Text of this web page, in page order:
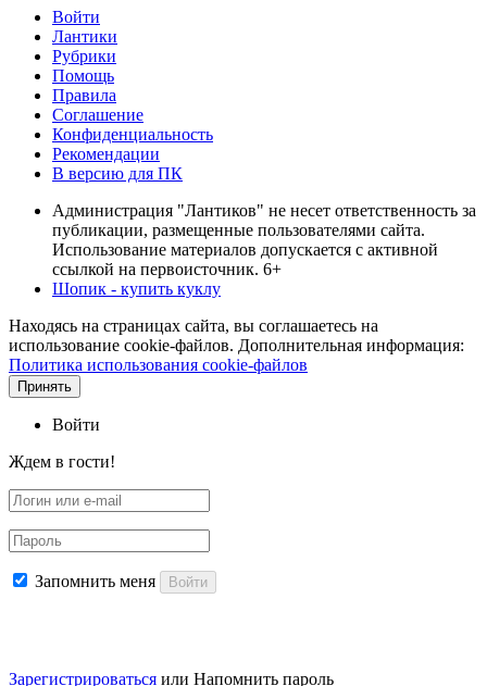
Войти
Лантики
Рубрики
Помощь
Правила
Соглашение
Конфиденциальность
Рекомендации
В версию для ПК
Администрация "Лантиков" не несет ответственность за
публикации, размещенные пользователями сайта.
Использование материалов допускается с активной
ссылкой на первоисточник. 6+
Шопик - купить куклу
Находясь на страницах сайта, вы соглашаетесь на
использование cookie-файлов. Дополнительная информация:
Политика использования cookie-файлов
Принять
Войти
Ждем в гости!
Запомнить меня Войти
Зарегистрироваться или Напомнить пароль